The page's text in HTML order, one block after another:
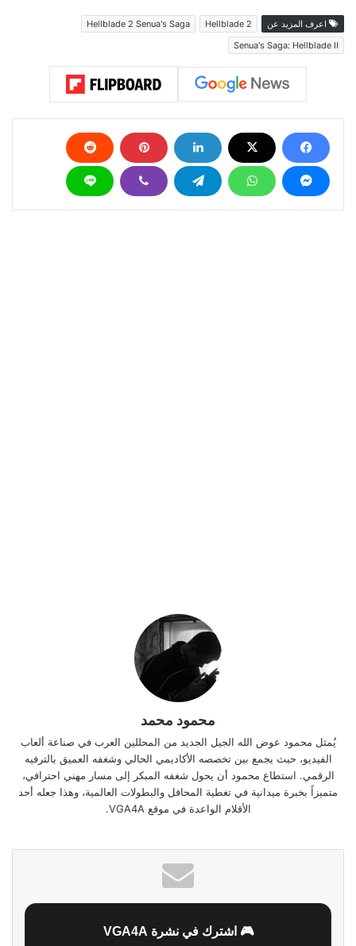
اعرف المزيد عن Hellblade 2
Hellblade 2 Senua's Saga
Senua's Saga: Hellblade II
محمود محمد
يُمثل محمود عوض الله الجيل الجديد من المحللين العرب في صناعة ألعاب
الفيديو، حيث يجمع بين تخصصه الأكاديمي الحالي وشغفه العميق بالترفيه
الرقمي. استطاع محمود أن يحول شغفه المبكر إلى مسار مهني احترافي،
متميزاً بخبرة ميدانية في تغطية المحافل والبطولات العالمية، وهذا جعله أحد
الأقلام الواعدة في موقع VGA4A.
🎮 اشترك في نشرة VGA4A